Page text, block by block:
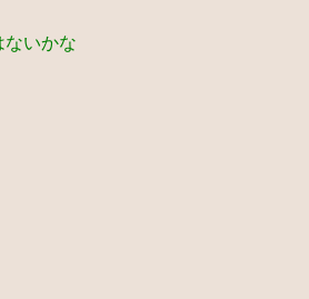
ないかな